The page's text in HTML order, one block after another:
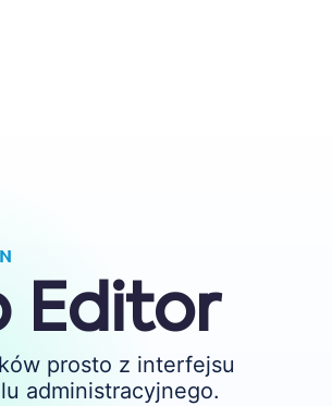
Editor
prosto z interfejsu
administracyjnego.